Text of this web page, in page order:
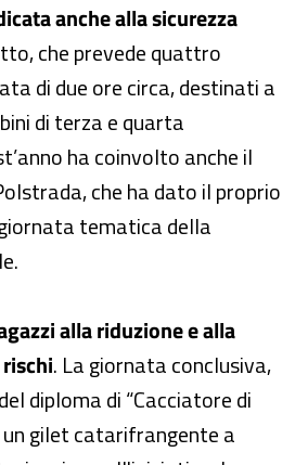
anche alla sicurezza
che prevede quattro
di due ore circa, destinati a
di terza e quarta
ha coinvolto anche il
che ha dato il proprio
tematica della
alla riduzione e alla
. La giornata conclusiva,
diploma di “Cacciatore di
gilet catarifrangente a